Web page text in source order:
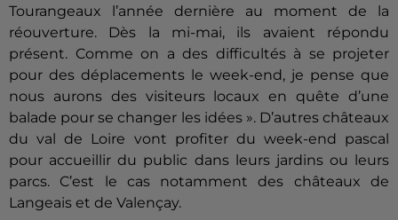
Tourangeaux l’année dernière au moment de la
réouverture.
Dès la mi-mai, ils avaient répondu
présent. Comme on a des difficultés à se projeter
pour des déplacements le week-end, je pense que
nous aurons des visiteurs locaux en quête d’une
balade pour se changer les idées ». D’autres châteaux
du val de Loire vont profiter du week-end pascal
pour accueillir du public dans leurs jardins ou leurs
parcs.
C’est le cas notamment des châteaux de
Langeais et de Valençay.